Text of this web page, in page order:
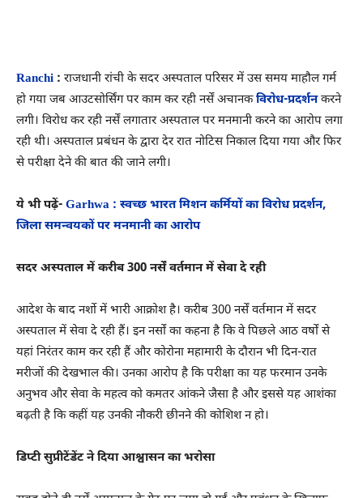
Ranchi : राजधानी रांची के सदर अस्पताल परिसर में उस समय माहौल गर्म
हो गया जब आउटसोर्सिंग पर काम कर रही नर्सें अचानकविरोध-प्रदर्शनकरने
लगी। विरोध कर रही नर्सें लगातार अस्पताल पर मनमानी करने का आरोप लगा
रही थी। अस्पताल प्रबंधन के द्वारा देर रात नोटिस निकाल दिया गया और फिर
से परीक्षा देने की बात की जाने लगी।
ये भी पढ़ें- Garhwa : स्वच्छ भारत मिशन कर्मियों का विरोध प्रदर्शन,
जिला समन्वयकों पर मनमानी का आरोप
सदर अस्पताल में करीब 300 नर्सें वर्तमान में सेवा दे रही
आदेश के बाद नर्शो में भारी आक्रोश है। करीब 300 नर्सें वर्तमान में सदर
अस्पताल में सेवा दे रही हैं। इन नर्सों का कहना है कि वे पिछले आठ वर्षों से
यहां निरंतर काम कर रही हैं और कोरोना महामारी के दौरान भी दिन-रात
मरीजों की देखभाल की। उनका आरोप है कि परीक्षा का यह फरमान उनके
अनुभव और सेवा के महत्व को कमतर आंकने जैसा है और इससे यह आशंका
बढ़ती है कि कहीं यह उनकी नौकरी छीनने की कोशिश न हो।
डिप्टी सुप्रीटेंडेंट ने दिया आश्वासन का भरोसा